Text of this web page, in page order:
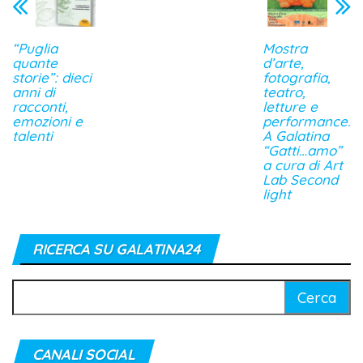
“Puglia
quante
storie”: dieci
anni di
racconti,
emozioni e
talenti
Mostra
d’arte,
fotografia,
teatro,
letture e
performance.
A Galatina
“Gatti…amo”
a cura di Art
Lab Second
light
RICERCA SU GALATINA24
per:
CANALI SOCIAL